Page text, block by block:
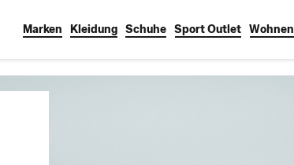
Marken Kleidung Schuhe Sport Outlet Wohnen